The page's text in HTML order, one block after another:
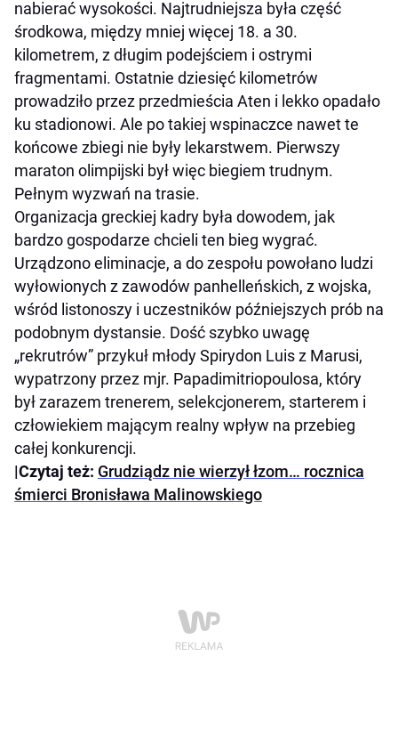
nabierać wysokości. Najtrudniejsza była część
środkowa, między mniej więcej 18. a 30.
kilometrem, z długim podejściem i ostrymi
fragmentami. Ostatnie dziesięć kilometrów
prowadziło przez przedmieścia Aten i lekko opadało
ku stadionowi. Ale po takiej wspinaczce nawet te
końcowe zbiegi nie były lekarstwem. Pierwszy
maraton olimpijski był więc biegiem trudnym.
Pełnym wyzwań na trasie.
Organizacja greckiej kadry była dowodem, jak
bardzo gospodarze chcieli ten bieg wygrać.
Urządzono eliminacje, a do zespołu powołano ludzi
wyłowionych z zawodów panhelleńskich, z wojska,
wśród listonoszy i uczestników późniejszych prób na
podobnym dystansie. Dość szybko uwagę
„rekrutrów” przykuł młody Spirydon Luis z Marusi,
wypatrzony przez mjr. Papadimitriopoulosa, który
był zarazem trenerem, selekcjonerem, starterem i
człowiekiem mającym realny wpływ na przebieg
całej konkurencji.
|Czytaj też: Grudziądz nie wierzył łzom… rocznica
śmierci Bronisława Malinowskiego